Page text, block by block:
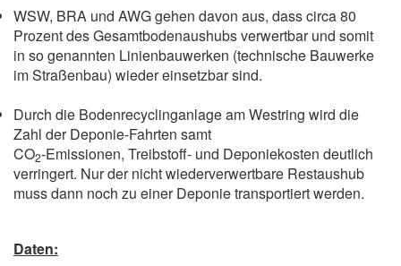
WSW, BRA und AWG gehen davon aus, dass circa 80
Prozent des Gesamtbodenaushubs verwertbar und somit
in so genannten Linienbauwerken (technische Bauwerke
im Straßenbau) wieder einsetzbar sind.
Durch die Bodenrecyclinganlage am Westring wird die
Zahl der Deponie-Fahrten samt
CO2-Emissionen, Treibstoff- und Deponiekosten deutlich
verringert. Nur der nicht wiederverwertbare Restaushub
muss dann noch zu einer Deponie transportiert werden.
Daten: